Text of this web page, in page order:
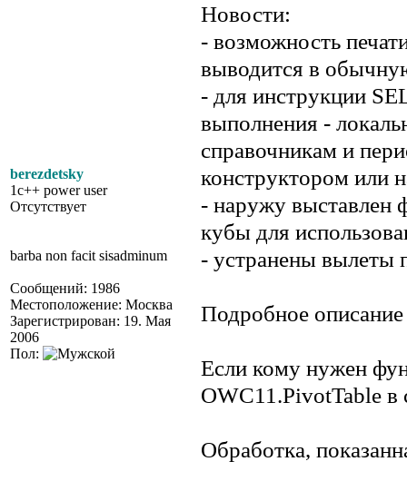
berezdetsky
1c++ power user
Отсутствует
barba non facit sisadminum
Сообщений: 1986
Местоположение: Москва
Зарегистрирован: 19. Мая
2006
Пол:
Новости:
- возможность
выводится в
- для инструкции
выполнения -
справочникам и
конструктором или
- наружу выставлен
кубы для
- устранены вылеты
Подробное
Если кому нужен
OWC11.PivotTable в
Обработка,